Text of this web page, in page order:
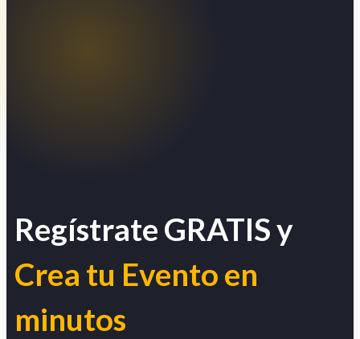
Regístrate GRATIS y
Crea tu Evento en
minutos